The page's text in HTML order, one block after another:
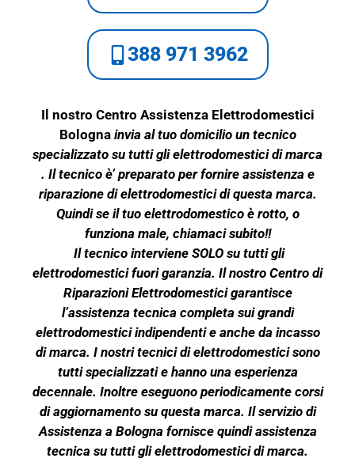
388 971 3962
Il nostro Centro Assistenza Elettrodomestici
Bologna invia al tuo domicilio un tecnico
specializzato su tutti gli elettrodomestici di marca
. Il tecnico è’ preparato per fornire assistenza e
riparazione di elettrodomestici di questa marca.
Quindi se il tuo elettrodomestico è rotto, o
funziona male, chiamaci subito!!
Il tecnico interviene SOLO su tutti gli
elettrodomestici fuori garanzia. Il nostro Centro di
Riparazioni Elettrodomestici garantisce
l’assistenza tecnica completa sui grandi
elettrodomestici indipendenti e anche da incasso
di marca. I nostri tecnici di elettrodomestici sono
tutti specializzati e hanno una esperienza
decennale. Inoltre eseguono periodicamente corsi
di aggiornamento su questa marca. Il servizio di
Assistenza a Bologna fornisce quindi assistenza
tecnica su tutti gli elettrodomestici di marca.